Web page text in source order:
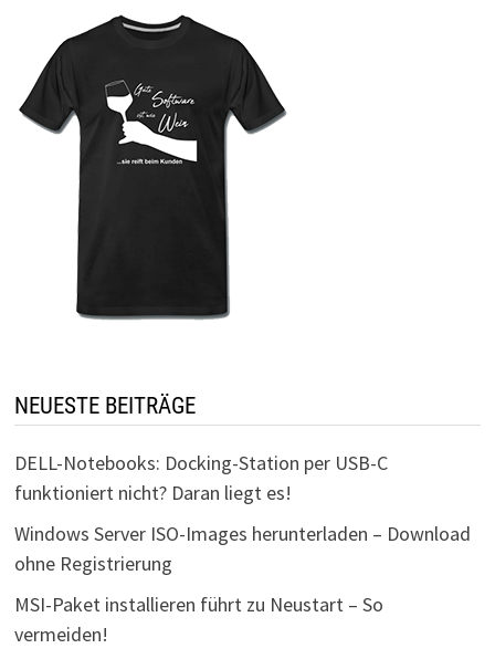
NEUESTE BEITRÄGE
DELL-Notebooks: Docking-Station per USB-C
funktioniert nicht? Daran liegt es!
Windows Server ISO-Images herunterladen – Download
ohne Registrierung
MSI-Paket installieren führt zu Neustart – So
vermeiden!